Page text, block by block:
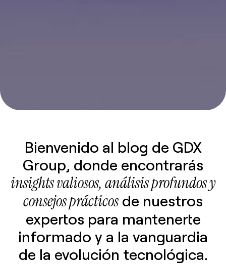
Bienvenido al blog de GDX
Group, donde encontrarás
insights valiosos, análisis profundos y
consejos prácticos de nuestros
expertos para mantenerte
informado y a la vanguardia
de la evolución tecnológica.